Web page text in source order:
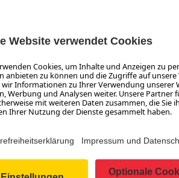
es leicht ansteigend durch den Wald,
an der urigen
,
Gipfel des Rötelstein (2.212m).